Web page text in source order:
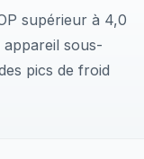
supérieur à 4,0
sous-
pics de froid